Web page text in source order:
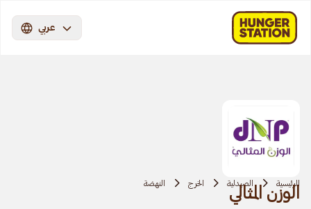
عربي
الرئيسية الصيدلية الخرج النهضة
الوزن المثالي